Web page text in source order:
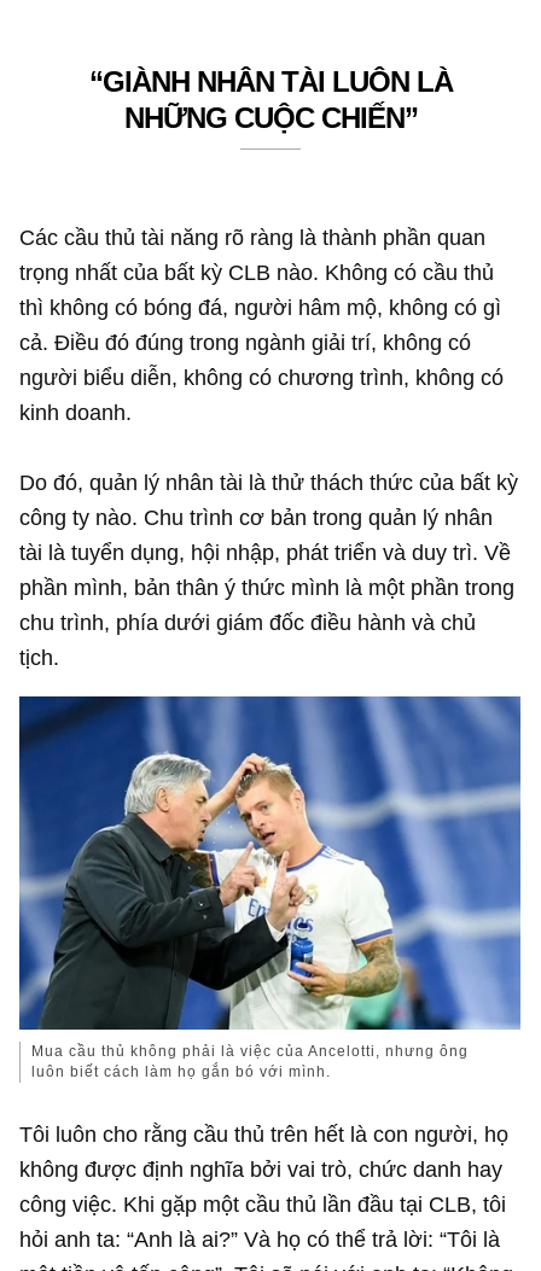
“GIÀNH NHÂN TÀI LUÔN LÀ
NHỮNG CUỘC CHIẾN”
Các cầu thủ tài năng rõ ràng là thành phần quan
trọng nhất của bất kỳ CLB nào. Không có cầu thủ
thì không có bóng đá, người hâm mộ, không có gì
cả. Điều đó đúng trong ngành giải trí, không có
người biểu diễn, không có chương trình, không có
kinh doanh.
Do đó, quản lý nhân tài là thử thách thức của bất kỳ
công ty nào. Chu trình cơ bản trong quản lý nhân
tài là tuyển dụng, hội nhập, phát triển và duy trì. Về
phần mình, bản thân ý thức mình là một phần trong
chu trình, phía dưới giám đốc điều hành và chủ
tịch.
Mua cầu thủ không phải là việc của Ancelotti, nhưng ông
luôn biết cách làm họ gắn bó với mình.
Tôi luôn cho rằng cầu thủ trên hết là con người, họ
không được định nghĩa bởi vai trò, chức danh hay
công việc. Khi gặp một cầu thủ lần đầu tại CLB, tôi
hỏi anh ta: “Anh là ai?” Và họ có thể trả lời: “Tôi là